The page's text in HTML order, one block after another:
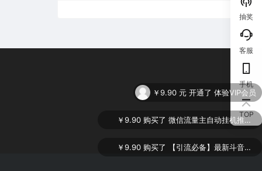
抽奖
客服
手机
TOP
微信流量主自动挂机推广，轻松日入900+，简单易上手，做就有收益。